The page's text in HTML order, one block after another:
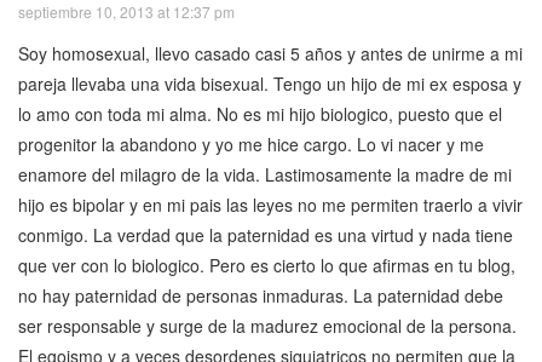
septiembre 10, 2013 at 12:37 pm
Soy homosexual, llevo casado casi 5 años y antes de unirme a mi
pareja llevaba una vida bisexual. Tengo un hijo de mi ex esposa y
lo amo con toda mi alma. No es mi hijo biologico, puesto que el
progenitor la abandono y yo me hice cargo. Lo vi nacer y me
enamore del milagro de la vida. Lastimosamente la madre de mi
hijo es bipolar y en mi pais las leyes no me permiten traerlo a vivir
conmigo. La verdad que la paternidad es una virtud y nada tiene
que ver con lo biologico. Pero es cierto lo que afirmas en tu blog,
no hay paternidad de personas inmaduras. La paternidad debe
ser responsable y surge de la madurez emocional de la persona.
El egoismo y a veces desordenes siquiatricos no permiten que la